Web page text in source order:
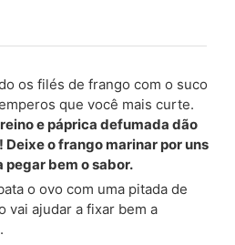
os filés de frango com o suco
que você mais curte.
e páprica defumada dão
Deixe o frango marinar por uns
pegar bem o sabor.
o ovo com uma pitada de
vai ajudar a fixar bem a